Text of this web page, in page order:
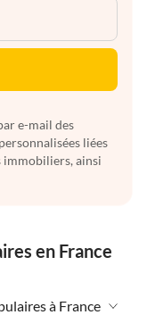
e-mail des
liées
immobiliers, ainsi
en France
à France